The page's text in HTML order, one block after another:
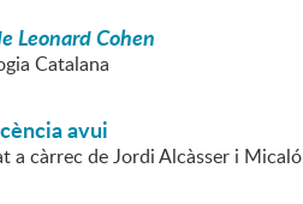
Leonard Cohen
Catalana
avui
a càrrec de Jordi Alcàsser i Micaló